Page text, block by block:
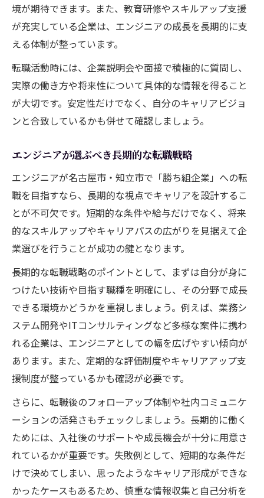
境が期待できます。また、教育研修やスキルアップ支援
が充実している企業は、エンジニアの成長を長期的に支
える体制が整っています。
転職活動時には、企業説明会や面接で積極的に質問し、
実際の働き方や将来性について具体的な情報を得ること
が大切です。安定性だけでなく、自分のキャリアビジョ
ンと合致しているかも併せて確認しましょう。
エンジニアが選ぶべき長期的な転職戦略
エンジニアが名古屋市・知立市で「勝ち組企業」への転
職を目指すなら、長期的な視点でキャリアを設計するこ
とが不可欠です。短期的な条件や給与だけでなく、将来
的なスキルアップやキャリアパスの広がりを見据えて企
業選びを行うことが成功の鍵となります。
長期的な転職戦略のポイントとして、まずは自分が身に
つけたい技術や目指す職種を明確にし、その分野で成長
できる環境かどうかを重視しましょう。例えば、業務シ
ステム開発やITコンサルティングなど多様な案件に携わ
れる企業は、エンジニアとしての幅を広げやすい傾向が
あります。また、定期的な評価制度やキャリアアップ支
援制度が整っているかも確認が必要です。
さらに、転職後のフォローアップ体制や社内コミュニケ
ーションの活発さもチェックしましょう。長期的に働く
ためには、入社後のサポートや成長機会が十分に用意さ
れているかが重要です。失敗例として、短期的な条件だ
けで決めてしまい、思ったようなキャリア形成ができな
かったケースもあるため、慎重な情報収集と自己分析を